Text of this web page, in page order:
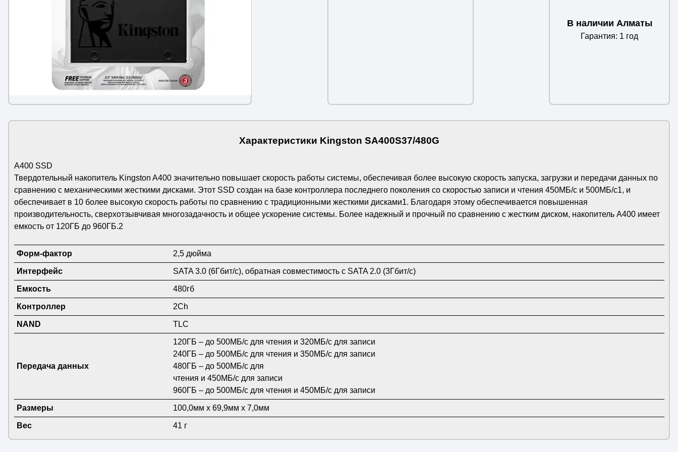
В наличии Алматы
Гарантия: 1 год
Характеристики Kingston SA400S37/480G
A400 SSD
Твердотельный накопитель Kingston A400 значительно повышает скорость работы системы, обеспечивая более высокую скорость запуска, загрузки и передачи данных по
сравнению с механическими жесткими дисками. Этот SSD создан на базе контроллера последнего поколения со скоростью записи и чтения 450МБ/с и 500МБ/с1, и
обеспечивает в 10 более высокую скорость работы по сравнению с традиционными жесткими дисками1. Благодаря этому обеспечивается повышенная
производительность, сверхотзывчивая многозадачность и общее ускорение системы. Более надежный и прочный по сравнению с жестким диском, накопитель A400 имеет
емкость от 120ГБ до 960ГБ.2
Форм-фактор 2,5 дюйма
Интерфейс SATA 3.0 (6Гбит/с), обратная совместимость с SATA 2.0 (3Гбит/с)
Емкость 480гб
Контроллер 2Ch
NAND TLC
Передача данных
120ГБ – до 500МБ/с для чтения и 320МБ/с для записи
240ГБ – до 500МБ/с для чтения и 350МБ/с для записи
480ГБ – до 500МБ/с для
чтения и 450МБ/с для записи
960ГБ – до 500МБ/с для чтения и 450МБ/с для записи
Размеры 100,0мм x 69,9мм x 7,0мм
Вес 41 г